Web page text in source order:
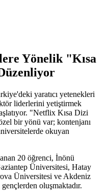
Yönelik "Kısa
yaratıcı yetenekleri
liderlerini yetiştirmek
"Netflix Kısa Dizi
bir yönü var; kontenjanı
okuyan
20 öğrenci, İnönü
Üniversitesi, Hatay
Üniversitesi ve Akdeniz
oluşmaktadır.